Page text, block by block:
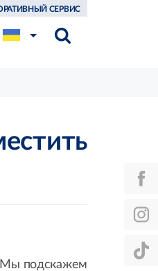
СЕРВИС
Мы подскажем